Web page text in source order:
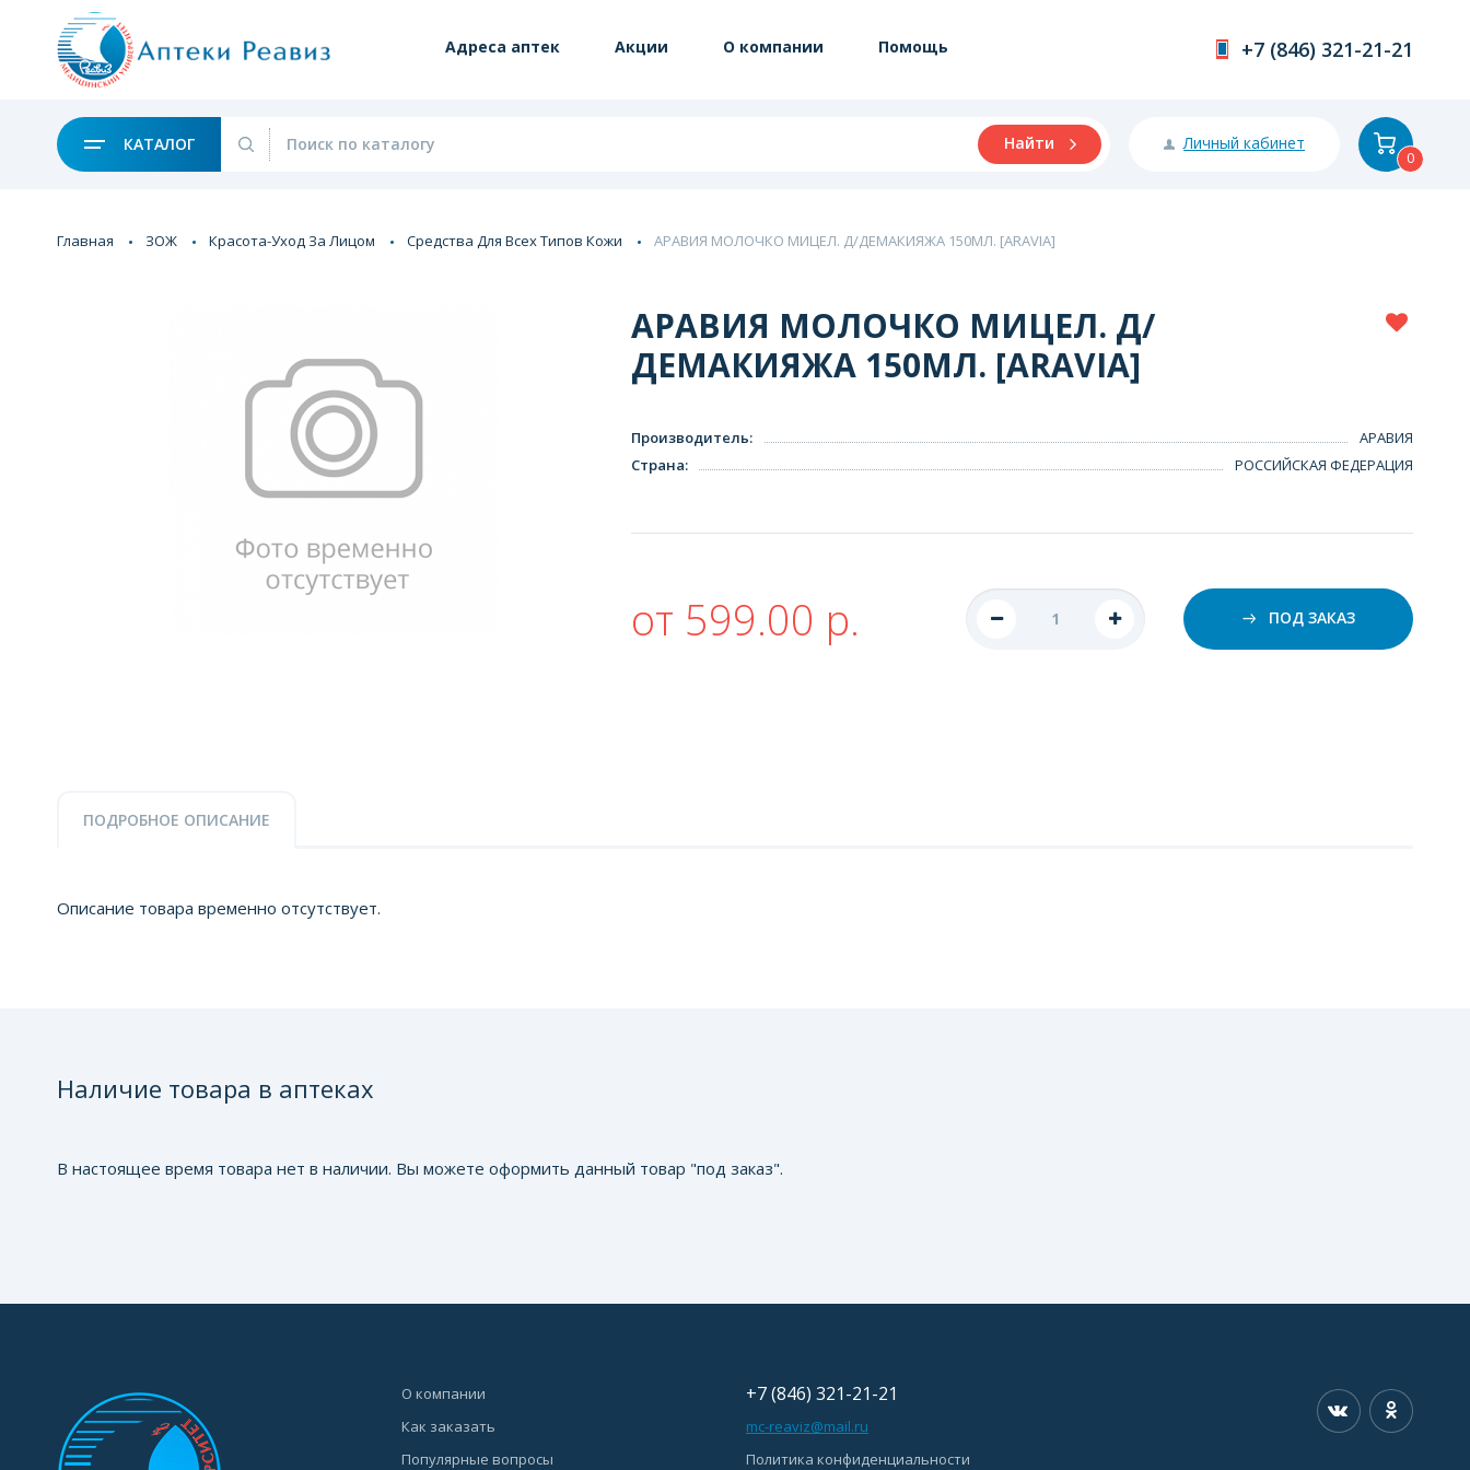
Адреса аптек Акции О компании Помощь +7 (846) 321-21-21
КАТАЛОГ Найти Личный кабинет
0
Главная ЗОЖ Красота-Уход За Лицом Средства Для Всех Типов Кожи АРАВИЯ МОЛОЧКО МИЦЕЛ. Д/ДЕМАКИЯЖА 150МЛ. [ARAVIA]
АРАВИЯ МОЛОЧКО МИЦЕЛ. Д/
ДЕМАКИЯЖА 150МЛ. [ARAVIA]
Производитель:
АРАВИЯ
Страна: РОССИЙСКАЯ ФЕДЕРАЦИЯ
от 599.00 р. ПОД ЗАКАЗ
ПОДРОБНОЕ ОПИСАНИЕ
Описание товара временно отсутствует.
Наличие товара в аптеках
В настоящее время товара нет в наличии. Вы можете оформить данный товар "под заказ".
О компании
Как заказать
Популярные вопросы
+7 (846) 321-21-21
mc-reaviz@mail.ru
Политика конфиденциальности